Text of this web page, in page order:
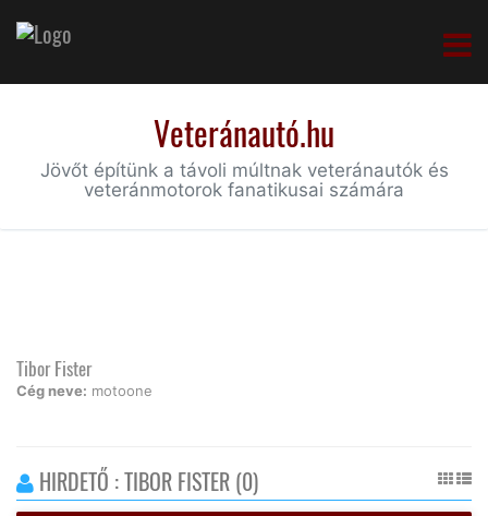
Veteránautó.hu
Jövőt építünk a távoli múltnak veteránautók és
veteránmotorok fanatikusai számára
Tibor Fister
Cég neve: motoone
HIRDETŐ : TIBOR FISTER (0)